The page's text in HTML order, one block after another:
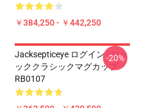
￥384,250 - ￥442,250
Jacksepticeye ログイン - ジャ
ッククラシックマグカップ
RB0107
-20%